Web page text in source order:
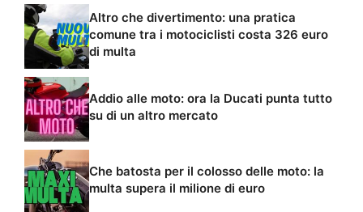
Altro che divertimento: una pratica
comune tra i motociclisti costa 326 euro
di multa
Addio alle moto: ora la Ducati punta tutto
su di un altro mercato
Che batosta per il colosso delle moto: la
multa supera il milione di euro